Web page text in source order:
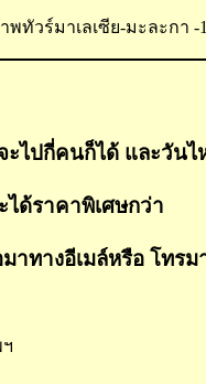
พทัวร์มาเลเซีย-มะละกา -
ะไปกี่คนก็ได้ และวัน
ได้ราคาพิเศษกว่า
าทางอีเมล์หรือ โทรม